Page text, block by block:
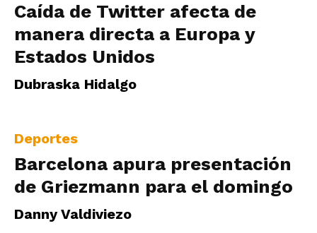
hoy
Caída de Twitter afecta de
manera directa a Europa y
Estados Unidos
Dubraska Hidalgo
Deportes
Barcelona apura presentación
de Griezmann para el domingo
Danny Valdiviezo